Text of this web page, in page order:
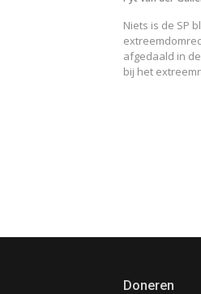
Niets is de SP
afgedaald in
bij het
Doneren